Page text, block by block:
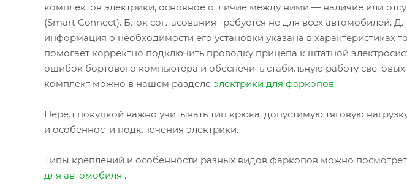
комплектов электрики, основное отличие между ними — наличие или
(Smart Connect). Блок согласования требуется не для всех автомобилей.
информация о необходимости его установки указана в характеристиках
помогает корректно подключить проводку прицепа к штатной
ошибок бортового компьютера и обеспечить стабильную работу
комплект можно в нашем разделе электрики для фаркопов.
Перед покупкой важно учитывать тип крюка, допустимую тяговую
и особенности подключения электрики.
Типы креплений и особенности разных видов фаркопов можно
для автомобиля .